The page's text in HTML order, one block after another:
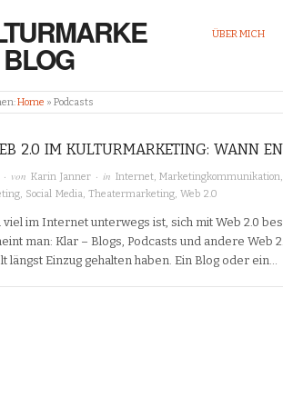
ÜBER MICH
Home » Podcasts
2.0 IM KULTURMARKETING: WANN
· von Karin Janner · in Internet Marketingkommunikation
Social Media Theatermarketing Web 2.0
viel im Internet unterwegs ist, sich mit Web 2.0
man: Klar – Blogs, Podcasts und andere Web
längst Einzug gehalten haben. Ein Blog oder ein…